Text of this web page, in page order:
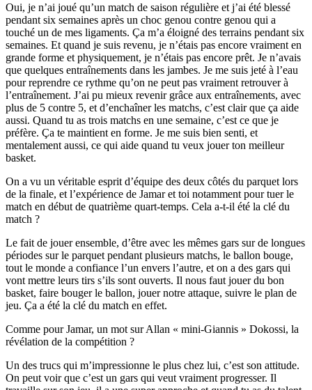
Oui, je n’ai joué qu’un match de saison régulière et j’ai été blessé
pendant six semaines après un choc genou contre genou qui a
touché un de mes ligaments. Ça m’a éloigné des terrains pendant six
semaines. Et quand je suis revenu, je n’étais pas encore vraiment en
grande forme et physiquement, je n’étais pas encore prêt. Je n’avais
que quelques entraînements dans les jambes. Je me suis jeté à l’eau
pour reprendre ce rythme qu’on ne peut pas vraiment retrouver à
l’entraînement. J’ai pu mieux revenir grâce aux entraînements, avec
plus de 5 contre 5, et d’enchaîner les matchs, c’est clair que ça aide
aussi. Quand tu as trois matchs en une semaine, c’est ce que je
préfère. Ça te maintient en forme. Je me suis bien senti, et
mentalement aussi, ce qui aide quand tu veux jouer ton meilleur
basket.
On a vu un véritable esprit d’équipe des deux côtés du parquet lors
de la finale, et l’expérience de Jamar et toi notamment pour tuer le
match en début de quatrième quart-temps. Cela a-t-il été la clé du
match ?
Le fait de jouer ensemble, d’être avec les mêmes gars sur de longues
périodes sur le parquet pendant plusieurs matchs, le ballon bouge,
tout le monde a confiance l’un envers l’autre, et on a des gars qui
vont mettre leurs tirs s’ils sont ouverts. Il nous faut jouer du bon
basket, faire bouger le ballon, jouer notre attaque, suivre le plan de
jeu. Ça a été la clé du match en effet.
Comme pour Jamar, un mot sur Allan « mini-Giannis » Dokossi, la
révélation de la compétition ?
Un des trucs qui m’impressionne le plus chez lui, c’est son attitude.
On peut voir que c’est un gars qui veut vraiment progresser. Il